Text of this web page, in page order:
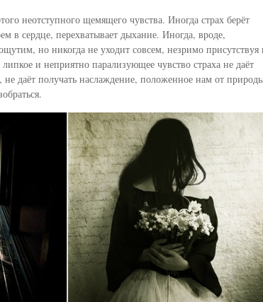
неотступного щемящего чувства. Иногда страх берёт
в сердце, перехватывает дыхание. Иногда, вроде,
но никогда не уходит совсем, незримо присутствуя
и неприятно парализующее чувство страха не даёт
даёт получать наслаждение, положенное нам от